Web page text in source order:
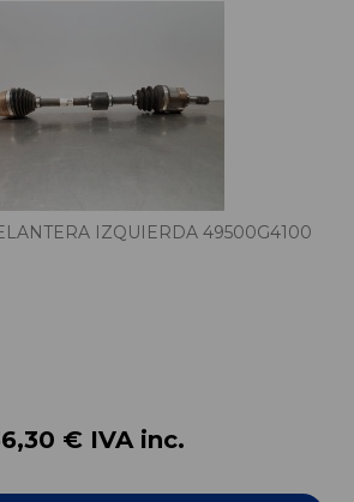
IZQUIERDA 49500G4100
€ IVA inc.